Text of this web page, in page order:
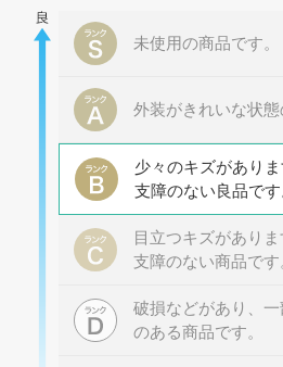
未使用の商品です。
外装がきれいな状態
少々のキズがあり
支障のない良品です
目立つキズがあり
支障のない商品です
破損などがあり、
のある商品です。